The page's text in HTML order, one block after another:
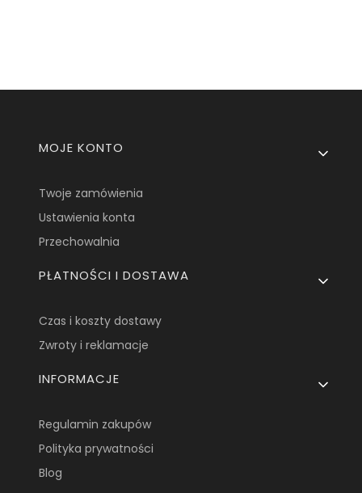
Linki w stopce
MOJE KONTO
Twoje zamówienia
Ustawienia konta
Przechowalnia
PŁATNOŚCI I DOSTAWA
Czas i koszty dostawy
Zwroty i reklamacje
INFORMACJE
Regulamin zakupów
Polityka prywatności
Blog